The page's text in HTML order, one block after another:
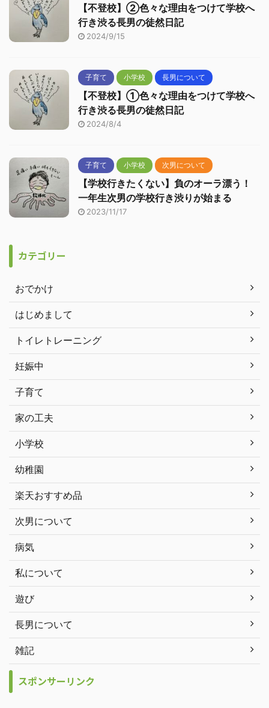
【不登校】②色々な理由をつけて学校へ
行き渋る長男の徒然日記
2024/9/15
子育て 小学校 長男について
【不登校】①色々な理由をつけて学校へ
行き渋る長男の徒然日記
2024/8/4
子育て 小学校 次男について
【学校行きたくない】負のオーラ漂う！
一年生次男の学校行き渋りが始まる
2023/11/17
カテゴリー
おでかけ
はじめまして
トイレトレーニング
妊娠中
子育て
家の工夫
小学校
幼稚園
楽天おすすめ品
次男について
病気
私について
遊び
長男について
雑記
スポンサーリンク